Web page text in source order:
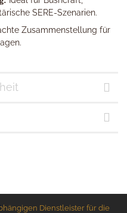
SERE-Szenarien.
Zusammenstellung für
Dienstleister für die